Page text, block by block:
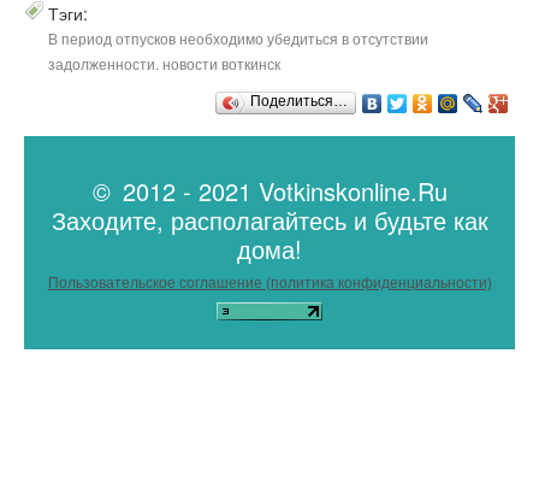
Тэги:
В период отпусков необходимо убедиться в отсутствии
задолженности. новости воткинск
Поделиться…
© 2012 - 2021 Votkinskonline.Ru
Заходите, располагайтесь и будьте как
дома!
Пользовательское соглашение (политика конфиденциальности)